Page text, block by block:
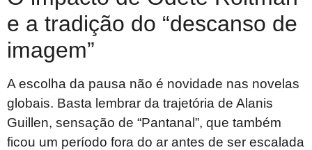
e a tradição do “descanso de
imagem”
A escolha da pausa não é novidade nas novelas
globais. Basta lembrar da trajetória de Alanis
Guillen, sensação de “Pantanal”, que também
ficou um período fora do ar antes de ser escalada